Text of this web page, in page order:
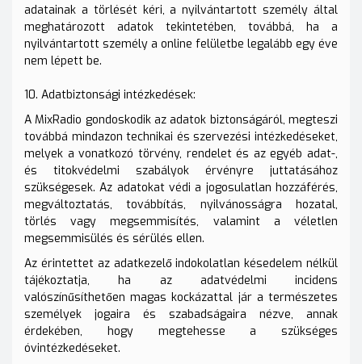
adatainak a törlését kéri, a nyilvántartott személy által
meghatározott adatok tekintetében, továbbá, ha a
nyilvántartott személy a online felületbe legalább egy éve
nem lépett be.
10. Adatbiztonsági intézkedések:
A MixRadio gondoskodik az adatok biztonságáról, megteszi
továbbá mindazon technikai és szervezési intézkedéseket,
melyek a vonatkozó törvény, rendelet és az egyéb adat-,
és titokvédelmi szabályok érvényre juttatásához
szükségesek. Az adatokat védi a jogosulatlan hozzáférés,
megváltoztatás, továbbítás, nyilvánosságra hozatal,
törlés vagy megsemmisítés, valamint a véletlen
megsemmisülés és sérülés ellen.
Az érintettet az adatkezelő indokolatlan késedelem nélkül
tájékoztatja, ha az adatvédelmi incidens
valószínűsíthetően magas kockázattal jár a természetes
személyek jogaira és szabadságaira nézve, annak
érdekében, hogy megtehesse a szükséges
óvintézkedéseket.